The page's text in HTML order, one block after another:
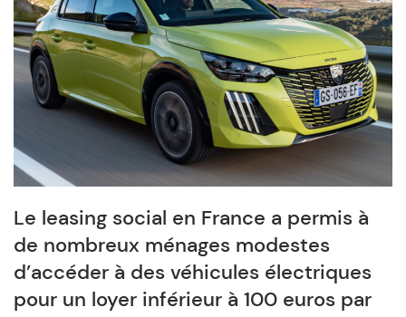
Le leasing social en France a permis à
de nombreux ménages modestes
d’accéder à des véhicules électriques
pour un loyer inférieur à 100 euros par